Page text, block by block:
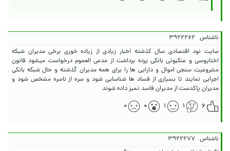
ناشناس ۳۹۲۲۲۶۲
سایت نود اقتصادی سال کذشته اخبار زیادی از زیاده خوری برخی مدیران شبکه
اختاپوسی و عنکبوتی بانکی پرده برداشت از مدعی العموم درخواست میشود قانون
مشروعیت سنجی اموال و دارایی ها را برای همه مدیران گذشته و حال شبکه بانکی
اجرایی نمایند تا بسیاری از فساد ها شناسایی شود و سره از ناسره مشخص شود و
مدیران پاکدست از مدیران فاسد تمیز داده شوند
۶
۱ ۱ ۰ ۰
ناشناس ۳۹۲۲۲۷۷